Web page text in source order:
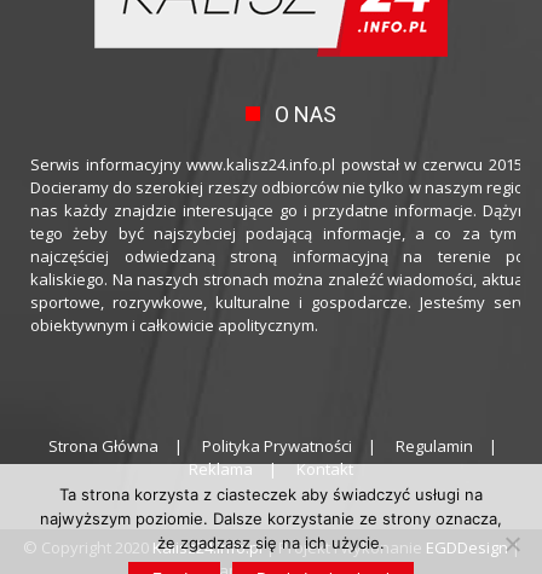
O NAS
Serwis informacyjny www.kalisz24.info.pl powstał w czerwcu 2015
Docieramy do szerokiej rzeszy odbiorców nie tylko w naszym
nas każdy znajdzie interesujące go i przydatne informacje.
tego żeby być najszybciej podającą informacje, a co za tym
najczęściej odwiedzaną stroną informacyjną na terenie
kaliskiego. Na naszych stronach można znaleźć wiadomości,
sportowe, rozrywkowe, kulturalne i gospodarcze. Jesteśmy
obiektywnym i całkowicie apolitycznym.
Strona Główna Polityka Prywatności
Regulamin
Reklama
Kontakt
© Copyright 2020 Kalisz24.info.pl| Projekt i wykonanie EGDDesign|
Ta strona korzysta z ciasteczek aby świadczyć usługi na
najwyższym poziomie. Dalsze korzystanie ze strony oznacza,
że zgadzasz się na ich użycie.